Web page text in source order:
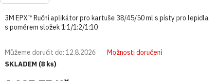
SKLADEM (8 ks)
Můžeme doručit do: 12.8.2026 Možnosti doručení
3M EPX™ Ruční aplikátor pro kartuše 38/45/50 ml s písty pro lepidla
s poměrem složek 1:1/1:2/1:10